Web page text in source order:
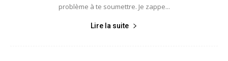
problème à te soumettre. Je zappe...
Lire la suite